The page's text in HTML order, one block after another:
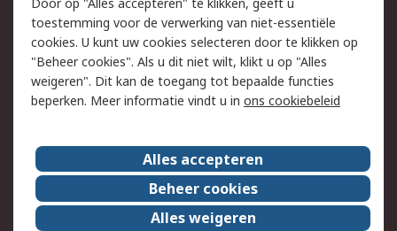
Cookiebeleid
Email veiligheid
Privacybeleid
Websitevoorwaarden
Algemene
verkoopvoorwaarden
Over RS
RS Group
Over ons
RS wereldwijd
Werken bij RS
toestemming voor de verwerking van niet-essentiële
cookies. U kunt uw cookies selecteren door te klikken op
"Beheer cookies". Als u dit niet wilt, klikt u op "Alles
weigeren". Dit kan de toegang tot bepaalde functies
beperken. Meer informatie vindt u in ons cookiebeleid
Alles accepteren
Beheer cookies
Alles weigeren